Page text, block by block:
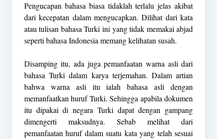
Pengucapan bahasa biasa tidaklah terlalu jelas akibat
dari kecepatan dalam mengucapkan. Dilihat dari kata
atau tulisan bahasa Turki ini yang tidak memakai abjad
seperti bahasa Indonesia memang kelihatan susah.
Disamping itu, ada juga pemanfaatan warna asli dari
bahasa Turki dalam karya terjemahan. Dalam artian
bahwa warna asli itu ialah bahasa asli dengan
memanfaatkan huruf Turki. Sehingga apabila dokumen
itu dipakai di negara Turki dapat dengan gampang
dimengerti maksudnya. Sebab melihat dari
pemanfaatan huruf dalam suatu kata yang telah sesuai